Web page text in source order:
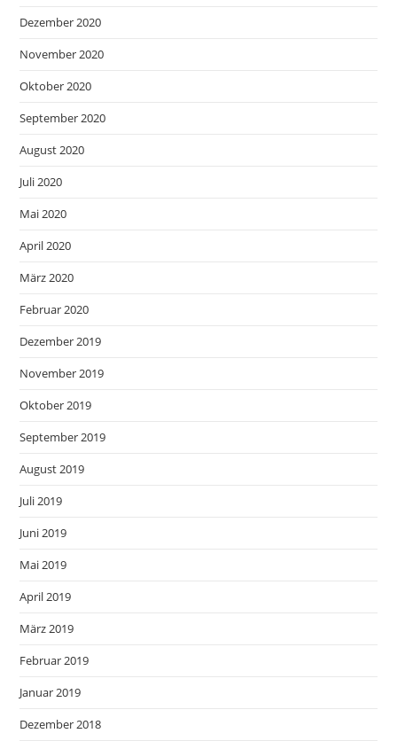
Dezember 2020
November 2020
Oktober 2020
September 2020
August 2020
Juli 2020
Mai 2020
April 2020
März 2020
Februar 2020
Dezember 2019
November 2019
Oktober 2019
September 2019
August 2019
Juli 2019
Juni 2019
Mai 2019
April 2019
März 2019
Februar 2019
Januar 2019
Dezember 2018